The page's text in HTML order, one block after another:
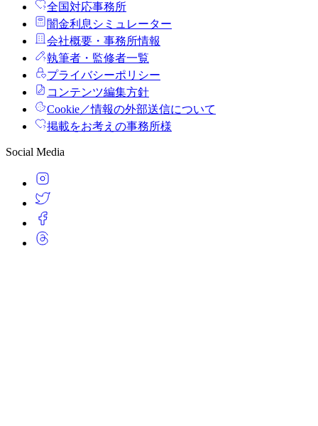
全国対応事務所
闇金利息シミュレーター
会社概要・事務所情報
執筆者・監修者一覧
プライバシーポリシー
コンテンツ編集方針
Cookie／情報の外部送信について
掲載をお考えの事務所様
Social Media